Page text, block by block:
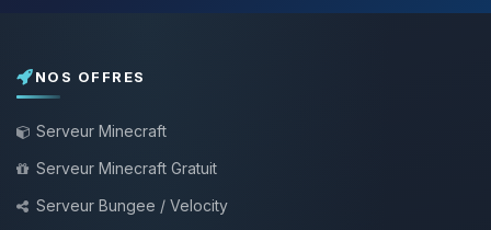
NOS OFFRES
Serveur Minecraft
Serveur Minecraft Gratuit
Serveur Bungee / Velocity